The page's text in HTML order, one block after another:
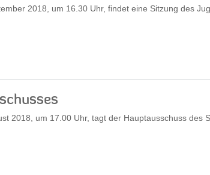
2018, um 16.30 Uhr, findet eine Sitzung des
2018, um 17.00 Uhr, tagt der Hauptausschuss des